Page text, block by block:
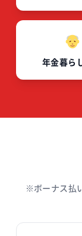
年金暮ら
※ボーナス払